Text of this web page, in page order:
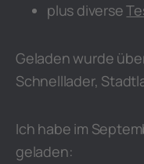
plus diverse
Geladen wurde
Schnelllader,
Ich habe im
geladen: